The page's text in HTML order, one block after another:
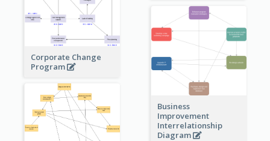
Corporate Change
Program
Business
Improvement
Interrelationship
Diagram